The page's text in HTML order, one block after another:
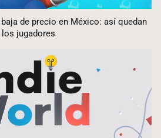
de precio en México: así quedan
jugadores